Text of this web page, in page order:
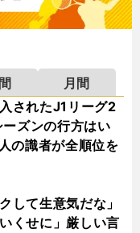
月間
されたJ1リーグ2
ズンの行方はい
の識者が全順位を
して生意気だな」
くせに」厳しい言